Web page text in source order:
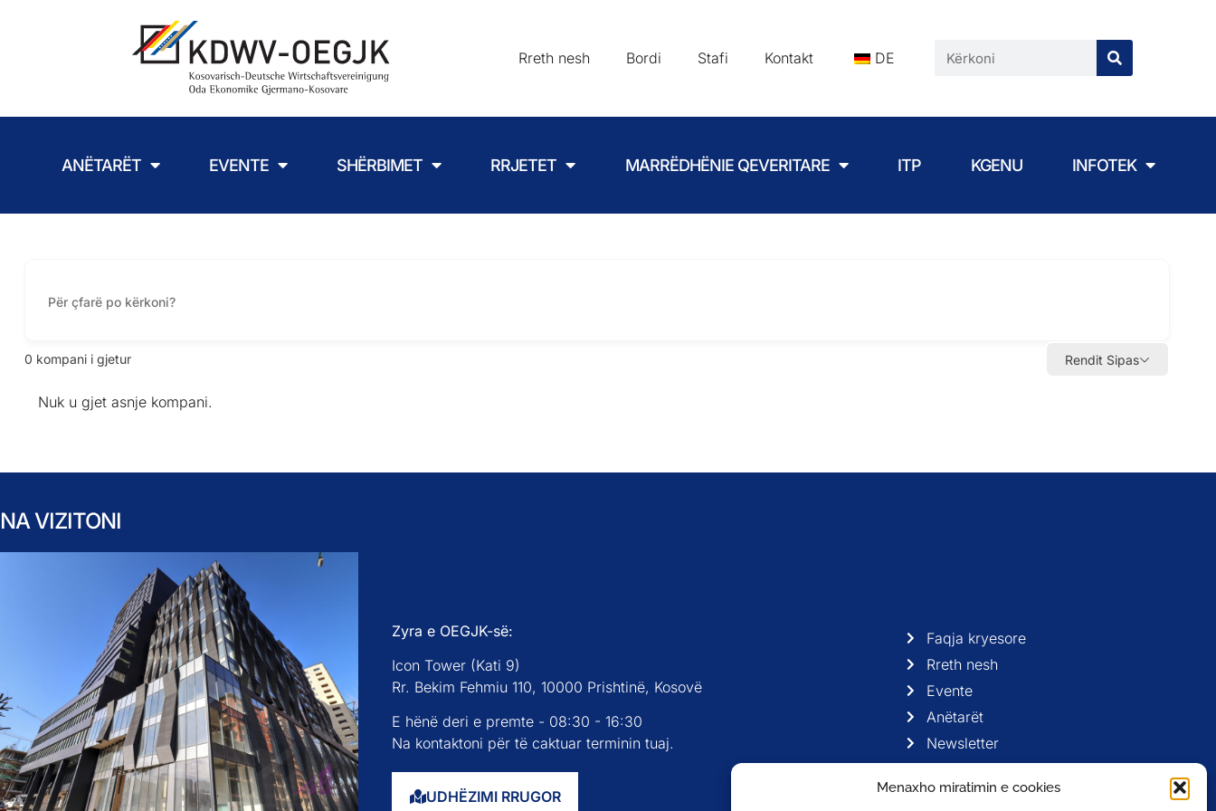
Menaxho miratimin e cookies
Rreth nesh Bordi Stafi Kontakt DE
ANËTARËT EVENTE SHËRBIMET RRJETET MARRËDHËNIE QEVERITARE ITP KGENU INFOTEK
0 kompani i gjetur Rendit Sipas
Nuk u gjet asnje kompani.
NA VIZITONI
Zyra e OEGJK-së:
Icon Tower (Kati 9)
Rr. Bekim Fehmiu 110, 10000 Prishtinë, Kosovë
E hënë deri e premte - 08:30 - 16:30
Na kontaktoni për të caktuar terminin tuaj.
UDHËZIMI RRUGOR
Faqja kryesore
Rreth nesh
Evente
Anëtarët
Newsletter